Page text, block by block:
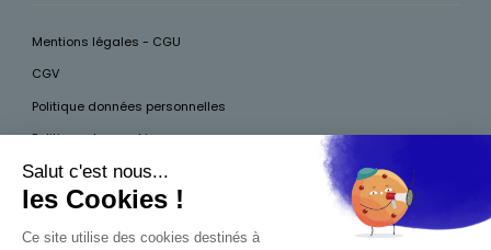
Mentions légales - CGU
CGV
Politique données personnelles
Politique des cookies
Accessibilité